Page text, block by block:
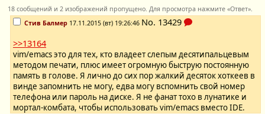
18 сообщений и 2 изображений пропущено. Для просмотра нажмите «Ответ».
Стив Балмер 17.11.2015 (вт) 19:26:46 No. 13429
>>13164
vim/emacs это для тех, кто владеет слепым десятипальцевым
методом печати, плюс имеет огромную быструю постоянную
память в голове. Я лично до сих пор жалкий десяток хоткеев в
винде запомнить не могу, едва могу вспомнить свой номер
телефона или пароль на диске. Я не фанат тохо в лунатике и
мортал-комбата, чтобы использовать vim/emacs вместо IDE.